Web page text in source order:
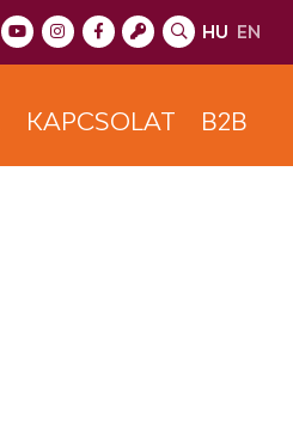
HU EN
KAPCSOLAT B2B